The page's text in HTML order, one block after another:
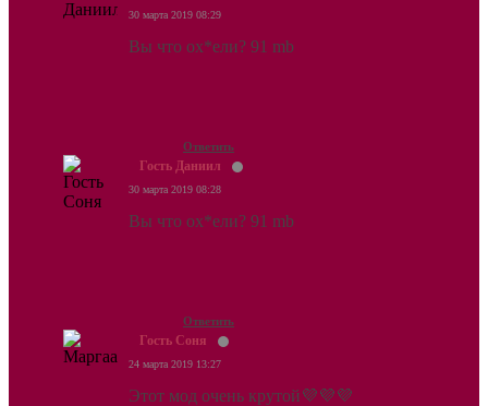
30 марта 2019 08:29
Вы что ох*ели? 91 mb
Ответить
Гость Даниил
30 марта 2019 08:28
Вы что ох*ели? 91 mb
Ответить
Гость Соня
24 марта 2019 13:27
Этот мод очень крутой💜💜💜